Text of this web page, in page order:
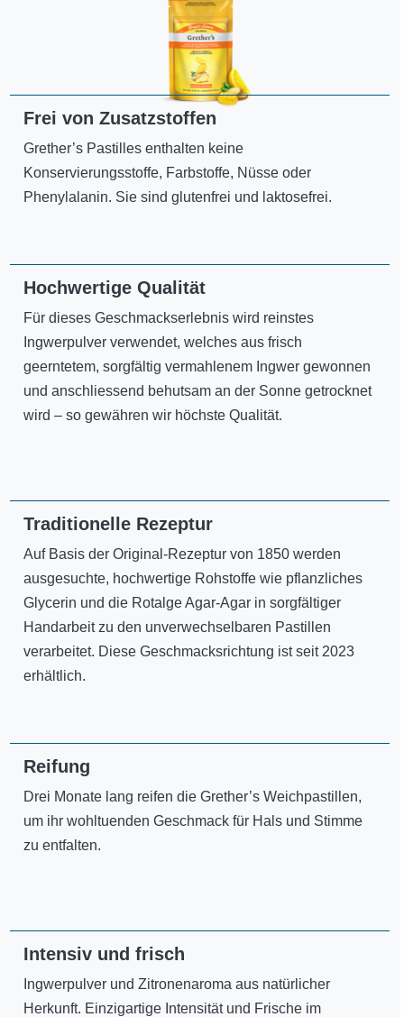
Frei von Zusatzstoffen
Grether’s Pastilles enthalten keine
Konservierungsstoffe, Farbstoffe, Nüsse oder
Phenylalanin. Sie sind glutenfrei und laktosefrei.
Hochwertige Qualität
Für dieses Geschmackserlebnis wird reinstes
Ingwerpulver verwendet, welches aus frisch
geerntetem, sorgfältig vermahlenem Ingwer gewonnen
und anschliessend behutsam an der Sonne getrocknet
wird – so gewähren wir höchste Qualität.
Traditionelle Rezeptur
Auf Basis der Original-Rezeptur von 1850 werden
ausgesuchte, hochwertige Rohstoffe wie pflanzliches
Glycerin und die Rotalge Agar-Agar in sorgfältiger
Handarbeit zu den unverwechselbaren Pastillen
verarbeitet. Diese Geschmacksrichtung ist seit 2023
erhältlich.
Reifung
Drei Monate lang reifen die Grether’s Weichpastillen,
um ihr wohltuenden Geschmack für Hals und Stimme
zu entfalten.
Intensiv und frisch
Ingwerpulver und Zitronenaroma aus natürlicher
Herkunft. Einzigartige Intensität und Frische im